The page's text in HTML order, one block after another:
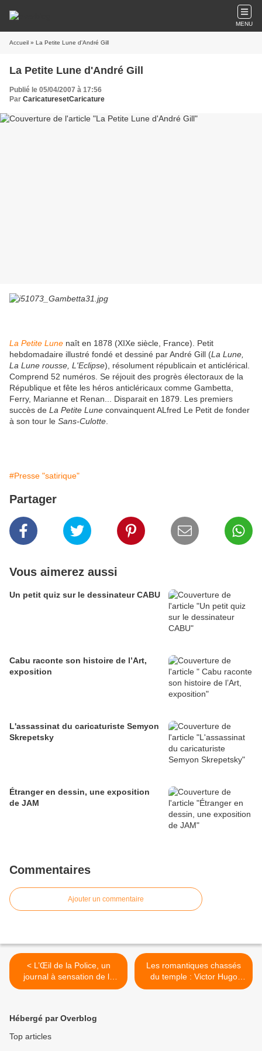
MENU
Accueil » La Petite Lune d'André Gill
La Petite Lune d'André Gill
Publié le 05/04/2007 à 17:56
Par CaricaturesetCaricature
La Petite Lune naît en 1878 (XIXe siècle, France). Petit
hebdomadaire illustré fondé et dessiné par André Gill (La Lune,
La Lune rousse, L'Eclipse), résolument républicain et anticlérical.
Comprend 52 numéros. Se réjouit des progrès électoraux de la
République et fête les héros anticléricaux comme Gambetta,
Ferry, Marianne et Renan... Disparait en 1879. Les premiers
succès de La Petite Lune convainquent ALfred Le Petit de fonder
à son tour le Sans-Culotte
#Presse "satirique"
Partager
Vous aimerez aussi
Un petit quiz sur le dessinateur CABU
Cabu raconte son histoire de l’Art,
exposition
L'assassinat du caricaturiste Semyon
Skrepetsky
Étranger en dessin, une exposition
de JAM
Commentaires
Ajouter un commentaire
< L’Œil de la Police, un
journal à sensation de la
Belle Epoque
Les romantiques chassés
du temple : Victor Hugo
caricaturé >
Hébergé par Overblog
Top articles